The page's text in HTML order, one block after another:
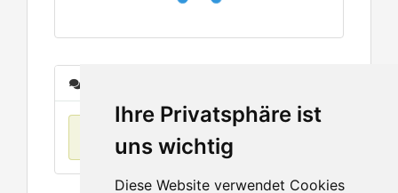
Ihre Privatsphäre ist
uns wichtig
Diese Website verwendet Cookies
Keine Einträge